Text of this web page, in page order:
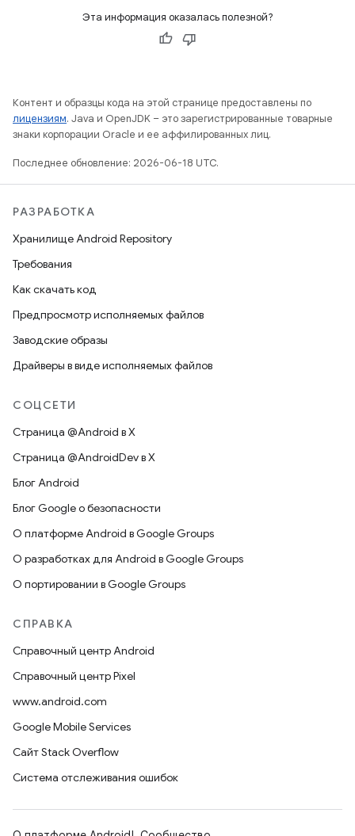
Эта информация оказалась полезной?
Контент и образцы кода на этой странице предоставлены по
лицензиям. Java и OpenJDK – это зарегистрированные товарные
знаки корпорации Oracle и ее аффилированных лиц.
Последнее обновление: 2026-06-18 UTC.
РАЗРАБОТКА
Хранилище Android Repository
Требования
Как скачать код
Предпросмотр исполняемых файлов
Заводские образы
Драйверы в виде исполняемых файлов
СОЦСЕТИ
Страница @Android в X
Страница @AndroidDev в X
Блог Android
Блог Google о безопасности
О платформе Android в Google Groups
О разработках для Android в Google Groups
О портировании в Google Groups
СПРАВКА
Справочный центр Android
Справочный центр Pixel
www.android.com
Google Mobile Services
Сайт Stack Overflow
Система отслеживания ошибок